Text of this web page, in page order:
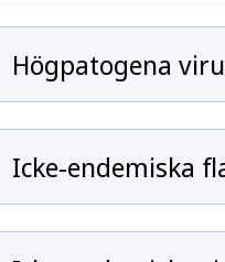
Högpatogena
Icke-endemiska